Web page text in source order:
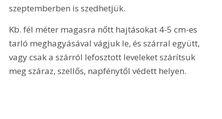
szeptemberben is szedhetjük.
Kb. fél méter magasra nőtt hajtásokat 4-5 cm-es
tarló meghagyásával vágjuk le, és szárral együtt,
vagy csak a szárról lefosztott leveleket szárítsuk
meg száraz, szellős, napfénytől védett helyen.